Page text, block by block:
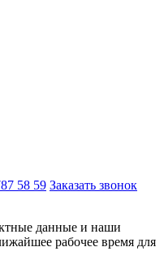
58 59 Заказать звонок
данные и наши
рабочее время для